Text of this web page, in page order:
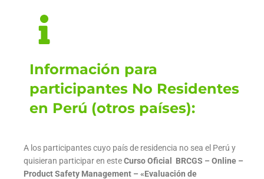
Información para
participantes No Residentes
en Perú (otros países):
A los participantes cuyo país de residencia no sea el Perú y
quisieran participar en esteCurso Oficial BRCGS – Online –
Product Safety Management – «Evaluación de